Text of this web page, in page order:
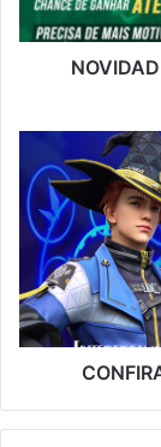
PRÓXIMO
ESCOLHA
ROYALE